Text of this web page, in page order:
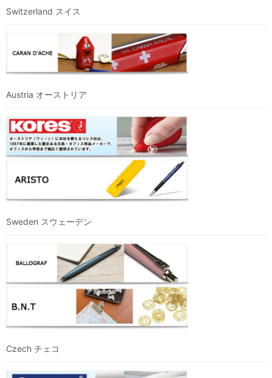
Switzerland スイス
Austria オーストリア
Sweden スウェーデン
Czech チェコ